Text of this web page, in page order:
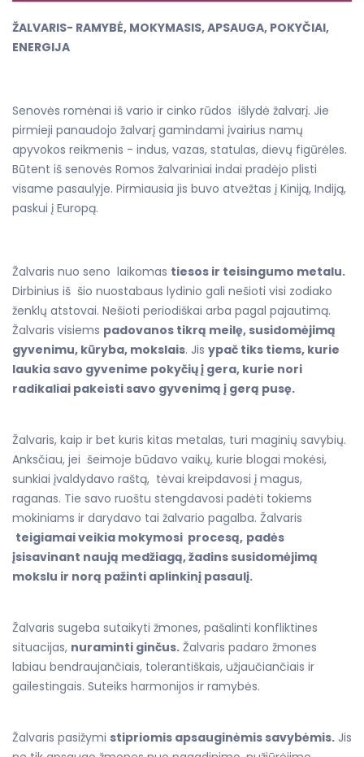
ŽALVARIS- RAMYBĖ, MOKYMASIS, APSAUGA, POKYČIAI,
ENERGIJA
Senovės romėnai iš vario ir cinko rūdos išlydė žalvarį. Jie
pirmieji panaudojo žalvarį gamindami įvairius namų
apyvokos reikmenis - indus, vazas, statulas, dievų figūrėles.
Būtent iš senovės Romos žalvariniai indai pradėjo plisti
visame pasaulyje. Pirmiausia jis buvo atvežtas į Kiniją, Indiją,
paskui į Europą.
Žalvaris nuo seno laikomas tiesos ir teisingumo metalu.
Dirbinius iš šio nuostabaus lydinio gali nešioti visi zodiako
ženklų atstovai. Nešioti periodiškai arba pagal pajautimą.
Žalvaris visiems padovanos tikrą meilę, susidomėjimą
gyvenimu, kūryba, mokslais. Jis ypač tiks tiems, kurie
laukia savo gyvenime pokyčių į gera, kurie nori
radikaliai pakeisti savo gyvenimą į gerą pusę.
Žalvaris, kaip ir bet kuris kitas metalas, turi maginių savybių.
Anksčiau, jei šeimoje būdavo vaikų, kurie blogai mokėsi,
sunkiai įvaldydavo raštą, tėvai kreipdavosi į magus,
raganas. Tie savo ruoštu stengdavosi padėti tokiems
mokiniams ir darydavo tai žalvario pagalba. Žalvaris
teigiamai veikia mokymosi procesą, padės
įsisavinant naują medžiagą, žadins susidomėjimą
mokslu ir norą pažinti aplinkinį pasaulį.
Žalvaris sugeba sutaikyti žmones, pašalinti konfliktines
situacijas, nuraminti ginčus. Žalvaris padaro žmones
labiau bendraujančiais, tolerantiškais, užjaučiančiais ir
gailestingais. Suteiks harmonijos ir ramybės.
Žalvaris pasižymi stipriomis apsauginėmis savybėmis. Jis